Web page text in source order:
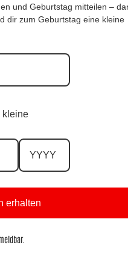
und Geburtstag mitteilen –
dir zum Geburtstag eine kleine
kleine
erhalten